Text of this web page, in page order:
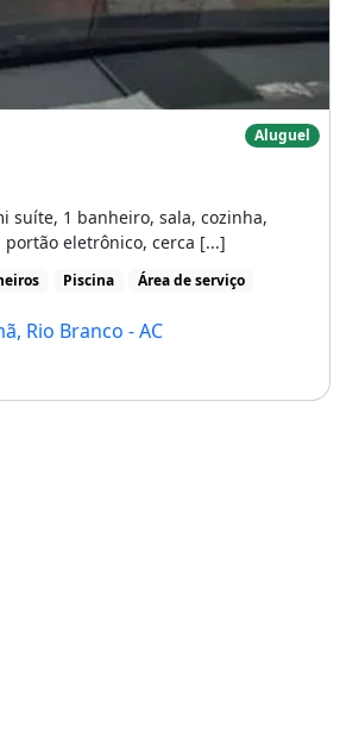
Aluguel
suíte, 1 banheiro, sala, cozinha,
eletrônico, cerca [...]
Piscina Área de serviço
Rio Branco - AC